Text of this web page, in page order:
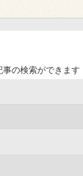
の検索ができます